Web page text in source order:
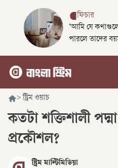
ফিচার
‘আমি যে
পারলে তাদের
> স্ট্রিম ওয়াচ
কতটা শক্তিশালী
প্রকৌশল?
স্ট্রিম মাল্টিমিডিয়া